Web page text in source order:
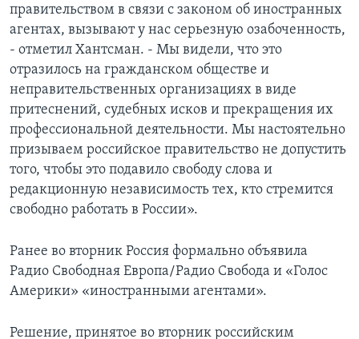
правительством в связи с законом об иностранных
агентах, вызывают у нас серьезную озабоченность,
- отметил Хантсман. - Мы видели, что это
отразилось на гражданском обществе и
неправительственных организациях в виде
притеснений, судебных исков и прекращения их
профессиональной деятельности. Мы настоятельно
призываем российское правительство не допустить
того, чтобы это подавило свободу слова и
редакционную независимость тех, кто стремится
свободно работать в России».
Ранее во вторник Россия формально объявила
Радио Свободная Европа/Радио Свобода и «Голос
Америки» «иностранными агентами».
Решение, принятое во вторник российским